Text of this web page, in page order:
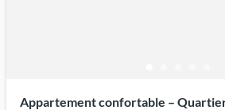
Appartement confortable –